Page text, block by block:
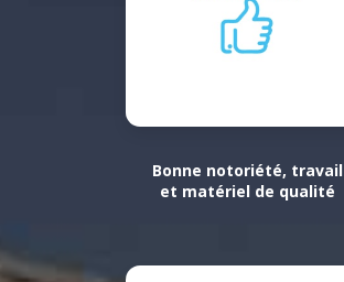
Bonne notoriété, travail
et matériel de qualité